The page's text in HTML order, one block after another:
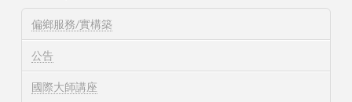
偏鄉服務/實構築
公告
國際大師講座